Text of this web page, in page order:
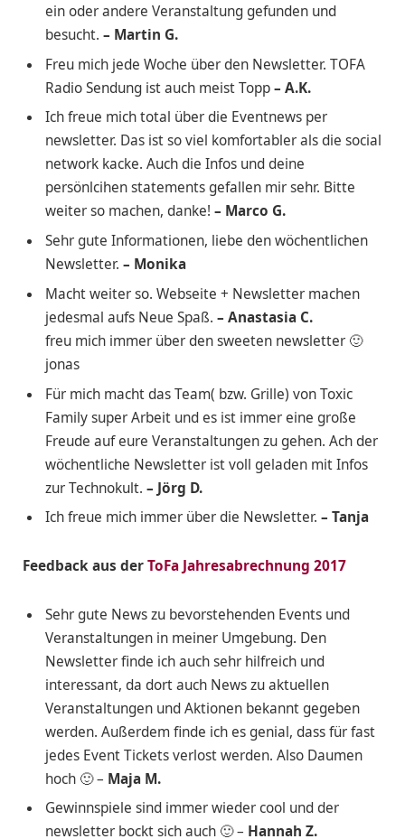
ein oder andere Veranstaltung gefunden und
besucht. – Martin G.
Freu mich jede Woche über den Newsletter. TOFA
Radio Sendung ist auch meist Topp– A.K.
Ich freue mich total über die Eventnews per
newsletter. Das ist so viel komfortabler als die social
network kacke. Auch die Infos und deine
persönlcihen statements gefallen mir sehr. Bitte
weiter so machen, danke! – Marco G.
Sehr gute Informationen, liebe den wöchentlichen
Newsletter. – Monika
Macht weiter so. Webseite + Newsletter machen
jedesmal aufs Neue Spaß. – Anastasia C.
freu mich immer über den sweeten newsletter 🙂
jonas
Für mich macht das Team( bzw. Grille) von Toxic
Family super Arbeit und es ist immer eine große
Freude auf eure Veranstaltungen zu gehen. Ach der
wöchentliche Newsletter ist voll geladen mit Infos
zur Technokult. – Jörg D.
Ich freue mich immer über die Newsletter. – Tanja
Feedback aus derToFa Jahresabrechnung 2017
Sehr gute News zu bevorstehenden Events und
Veranstaltungen in meiner Umgebung. Den
Newsletter finde ich auch sehr hilfreich und
interessant, da dort auch News zu aktuellen
Veranstaltungen und Aktionen bekannt gegeben
werden. Außerdem finde ich es genial, dass für fast
jedes Event Tickets verlost werden. Also Daumen
hoch 🙂 – Maja M.
Gewinnspiele sind immer wieder cool und der
newsletter bockt sich auch 🙂 – Hannah Z.